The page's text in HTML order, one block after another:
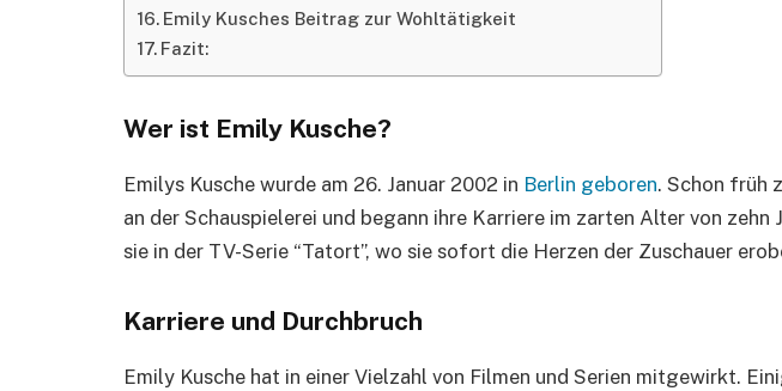
Emily Kusches Beitrag zur Wohltätigkeit
Fazit:
Wer ist Emily Kusche?
Emilys Kusche wurde am 26. Januar 2002 in Berlin geboren. Schon früh
an der Schauspielerei und begann ihre Karriere im zarten Alter von zehn
sie in der TV-Serie “Tatort”, wo sie sofort die Herzen der Zuschauer
Karriere und Durchbruch
Emily Kusche hat in einer Vielzahl von Filmen und Serien mitgewirkt.